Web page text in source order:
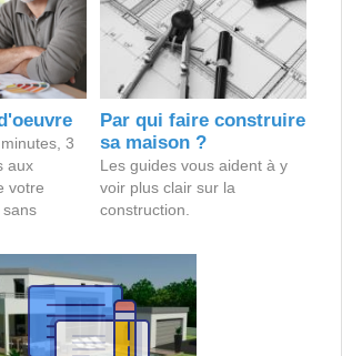
3
aux
votre
Par qui faire construire
sa maison ?
Les guides vous aident à y
voir plus clair sur la
construction.